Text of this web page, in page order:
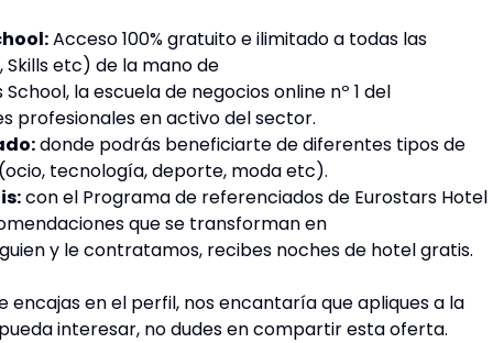
Acceso 100% gratuito e ilimitado a todas las
etc) de la mano de
la escuela de negocios online nº 1 del
profesionales en activo del sector.
donde podrás beneficiarte de diferentes tipos de
tecnología, deporte, moda etc).
con el Programa de referenciados de Eurostars Hotel
que se transforman en
y le contratamos, recibes noches de hotel gratis.
en el perfil, nos encantaría que apliques a la
interesar, no dudes en compartir esta oferta.